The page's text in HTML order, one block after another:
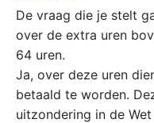
De vraag die je stelt
over de extra uren
64 uren.
Ja, over deze uren
betaald te worden.
uitzondering in de